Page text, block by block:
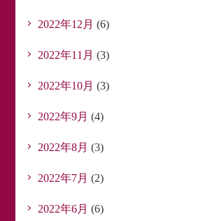
2022年12月 (6)
2022年11月 (3)
2022年10月 (3)
2022年9月 (4)
2022年8月 (3)
2022年7月 (2)
2022年6月 (6)